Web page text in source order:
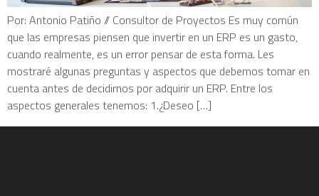
Por: Antonio Patiño // Consultor de Proyectos Es muy común
que las empresas piensen que invertir en un ERP es un gasto,
cuando realmente, es un error pensar de esta forma. Les
mostraré algunas preguntas y aspectos que debemos tomar en
cuenta antes de decidirnos por adquirir un ERP. Entre los
aspectos generales tenemos: 1.¿Deseo […]